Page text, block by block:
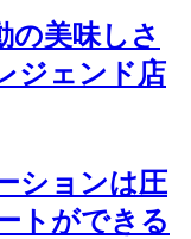
の美味しさ
ジェンド店
ションは圧
トができる